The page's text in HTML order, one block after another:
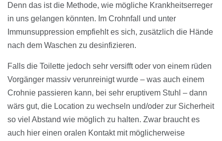
Denn das ist die Methode, wie mögliche Krankheitserreger
in uns gelangen könnten. Im Crohnfall und unter
Immunsuppression empfiehlt es sich, zusätzlich die Hände
nach dem Waschen zu desinfizieren.
Falls die Toilette jedoch sehr versifft oder von einem rüden
Vorgänger massiv verunreinigt wurde – was auch einem
Crohnie passieren kann, bei sehr eruptivem Stuhl – dann
wärs gut, die Location zu wechseln und/oder zur Sicherheit
so viel Abstand wie möglich zu halten. Zwar braucht es
auch hier einen oralen Kontakt mit möglicherweise